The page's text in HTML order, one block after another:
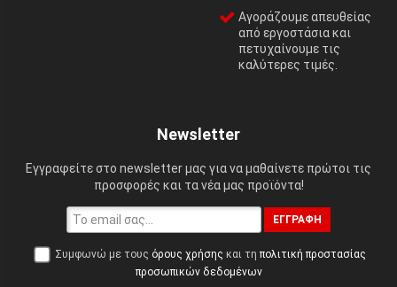
Αγοράζουμε απευθείας
από εργοστάσια και
πετυχαίνουμε τις
καλύτερες τιμές.
Newsletter
Εγγραφείτε στο newsletter μας για να μαθαίνετε πρώτοι τις
προσφορές και τα νέα μας προϊόντα!
ΕΓΓΡΑΦΉ
Συμφωνώ με τους όρους χρήσης και τη πολιτική προστασίας
προσωπικών δεδομένων